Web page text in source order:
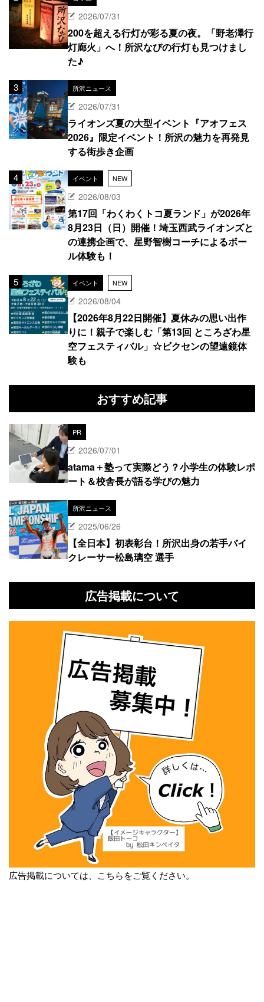
2026/07/31
200を超える行灯が彩る夏の夜。「野老澤行
灯廊火」へ！所沢なびの行灯も見つけまし
た♪
所沢ニュース
2026/07/31
ライオンズ夏の大型イベント『アオフェス
2026』限定イベント！所沢の魅力を再発見
する街歩き企画
イベント NEW
2026/08/03
第17回「わくわくトコ夏ランド」が2026年
8月23日（日）開催！埼玉西武ライオンズと
の連携企画で、星野智樹コーチによるボー
ル体験も！
イベント NEW
2026/08/04
【2026年8月22日開催】夏休みの思い出作
りに！親子で楽しむ「第13回 ところざわ星
空フェスティバル」☆ビクセンの望遠鏡体
験も
おすすめ記事
PR
2026/07/01
atama＋塾って実際どう？小学生の体験レポ
ート＆校舎長が語る学びの魅力
所沢ニュース
2025/06/26
【全日本】初表彰台！所沢出身の若手バイ
クレーサー松島璃空 選手
広告掲載について
広告掲載については、こちらをご覧ください。